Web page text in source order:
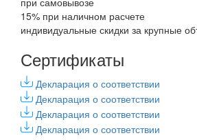
15% при наличном расчете
индивидуальные скидки за крупные
Сертификаты
Декларация о соответствии
Декларация о соответствии
Декларация о соответствии
Декларация о соответствии